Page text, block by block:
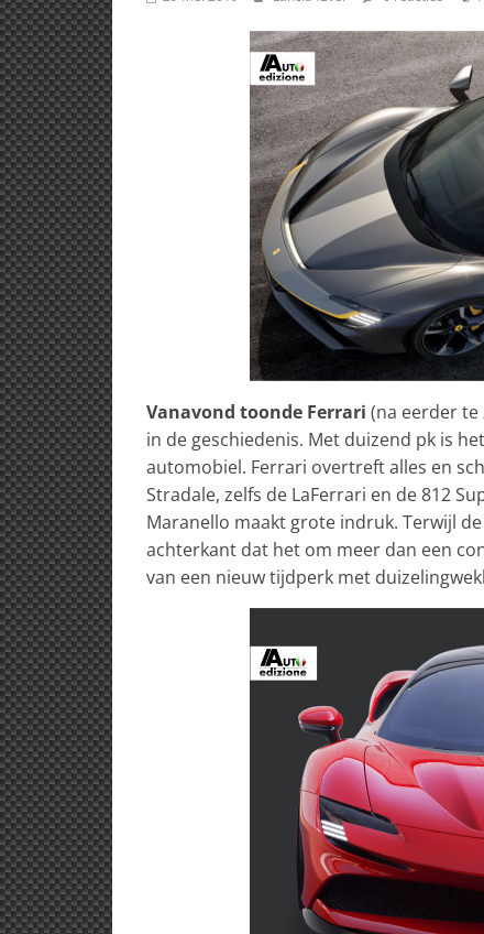
Vanavond toonde Ferrari (na eerder
in de geschiedenis. Met duizend pk is
automobiel. Ferrari overtreft alles en
Stradale, zelfs de LaFerrari en de 812
Maranello maakt grote indruk. Terwijl
achterkant dat het om meer dan een
van een nieuw tijdperk met